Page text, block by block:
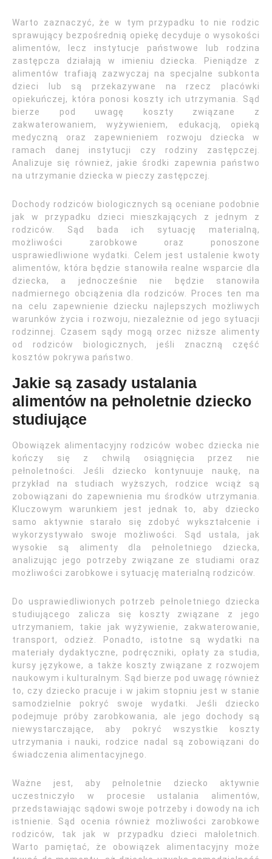
Warto zaznaczyć, że w tym przypadku to nie rodzic
sprawujący bezpośrednią opiekę decyduje o wysokości
alimentów, lecz instytucje państwowe lub rodzina
zastępcza działają w imieniu dziecka. Pieniądze z
alimentów trafiają zazwyczaj na specjalne subkonta
dzieci lub są przekazywane na rzecz placówki
opiekuńczej, która ponosi koszty ich utrzymania. Sąd
bierze pod uwagę koszty związane z
zakwaterowaniem, wyżywieniem, edukacją, opieką
medyczną oraz zapewnieniem rozwoju dziecka w
ramach danej instytucji czy rodziny zastępczej.
Analizuje się również, jakie środki zapewnia państwo
na utrzymanie dziecka w pieczy zastępczej.
Dochody rodziców biologicznych są oceniane podobnie
jak w przypadku dzieci mieszkających z jednym z
rodziców. Sąd bada ich sytuację materialną,
możliwości zarobkowe oraz ponoszone
usprawiedliwione wydatki. Celem jest ustalenie kwoty
alimentów, która będzie stanowiła realne wsparcie dla
dziecka, a jednocześnie nie będzie stanowiła
nadmiernego obciążenia dla rodziców. Proces ten ma
na celu zapewnienie dziecku najlepszych możliwych
warunków życia i rozwoju, niezależnie od jego sytuacji
rodzinnej. Czasem sądy mogą orzec niższe alimenty
od rodziców biologicznych, jeśli znaczną część
kosztów pokrywa państwo.
Jakie są zasady ustalania
alimentów na pełnoletnie dziecko
studiujące
Obowiązek alimentacyjny rodziców wobec dziecka nie
kończy się z chwilą osiągnięcia przez nie
pełnoletności. Jeśli dziecko kontynuuje naukę, na
przykład na studiach wyższych, rodzice wciąż są
zobowiązani do zapewnienia mu środków utrzymania.
Kluczowym warunkiem jest jednak to, aby dziecko
samo aktywnie starało się zdobyć wykształcenie i
wykorzystywało swoje możliwości. Sąd ustala, jak
wysokie są alimenty dla pełnoletniego dziecka,
analizując jego potrzeby związane ze studiami oraz
możliwości zarobkowe i sytuację materialną rodziców.
Do usprawiedliwionych potrzeb pełnoletniego dziecka
studiującego zalicza się koszty związane z jego
utrzymaniem, takie jak wyżywienie, zakwaterowanie,
transport, odzież. Ponadto, istotne są wydatki na
materiały dydaktyczne, podręczniki, opłaty za studia,
kursy językowe, a także koszty związane z rozwojem
naukowym i kulturalnym. Sąd bierze pod uwagę również
to, czy dziecko pracuje i w jakim stopniu jest w stanie
samodzielnie pokryć swoje wydatki. Jeśli dziecko
podejmuje próby zarobkowania, ale jego dochody są
niewystarczające, aby pokryć wszystkie koszty
utrzymania i nauki, rodzice nadal są zobowiązani do
świadczenia alimentacyjnego.
Ważne jest, aby pełnoletnie dziecko aktywnie
uczestniczyło w procesie ustalania alimentów,
przedstawiając sądowi swoje potrzeby i dowody na ich
istnienie. Sąd ocenia również możliwości zarobkowe
rodziców, tak jak w przypadku dzieci małoletnich.
Warto pamiętać, że obowiązek alimentacyjny może